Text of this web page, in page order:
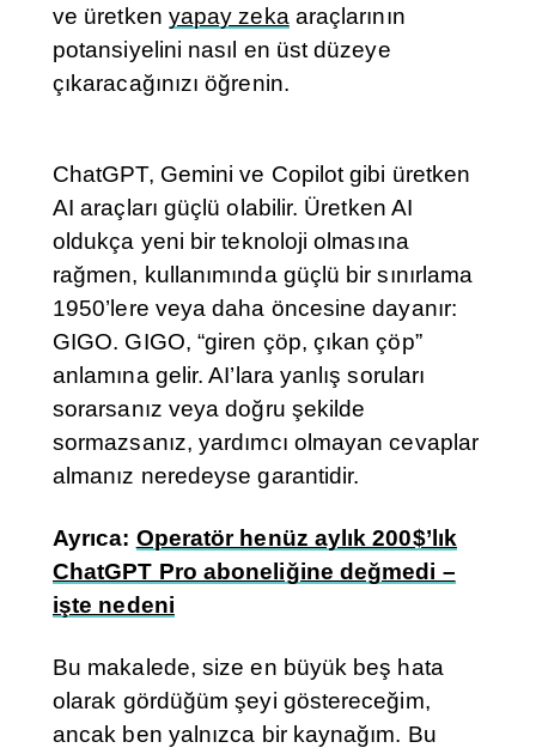
ve üretken yapay zeka araçlarının
potansiyelini nasıl en üst düzeye
çıkaracağınızı öğrenin.
ChatGPT, Gemini ve Copilot gibi üretken
AI araçları güçlü olabilir. Üretken AI
oldukça yeni bir teknoloji olmasına
rağmen, kullanımında güçlü bir sınırlama
1950’lere veya daha öncesine dayanır:
GIGO. GIGO, “giren çöp, çıkan çöp”
anlamına gelir. AI’lara yanlış soruları
sorarsanız veya doğru şekilde
sormazsanız, yardımcı olmayan cevaplar
almanız neredeyse garantidir.
Ayrıca: Operatör henüz aylık 200$’lık
ChatGPT Pro aboneliğine değmedi –
işte nedeni
Bu makalede, size en büyük beş hata
olarak gördüğüm şeyi göstereceğim,
ancak ben yalnızca bir kaynağım. Bu